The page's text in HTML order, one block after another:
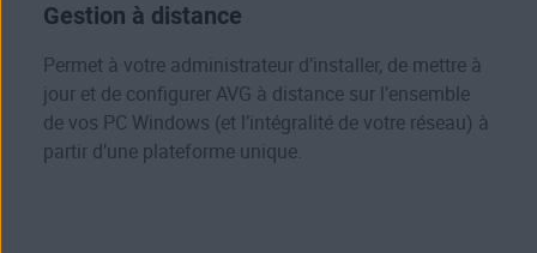
Gestion à distance
Permet à votre administrateur d’installer, de mettre à
jour et de configurer AVG à distance sur l’ensemble
de vos PC Windows (et l’intégralité de votre réseau) à
partir d’une plateforme unique.